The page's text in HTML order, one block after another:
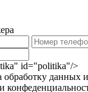
id="politika"/>
обработку данных